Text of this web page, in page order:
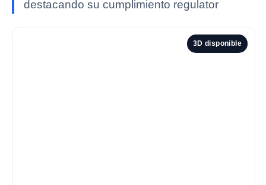
destacando su cumplimiento regulator
3D disponible